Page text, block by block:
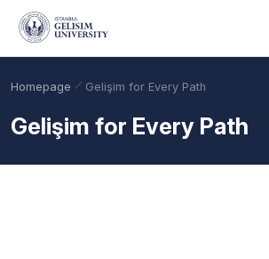
Skip to main content
Homepage Gelişim for Every Path
Gelişim for Every Path